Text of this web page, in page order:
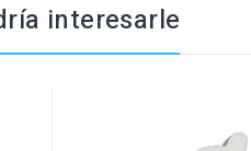
interesarle